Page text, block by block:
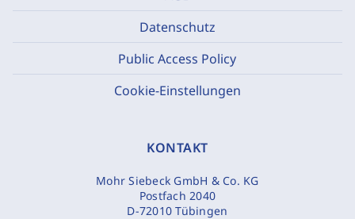
Datenschutz
Public Access Policy
Cookie-Einstellungen
KONTAKT
Mohr Siebeck GmbH & Co. KG
Postfach 2040
D-72010 Tübingen